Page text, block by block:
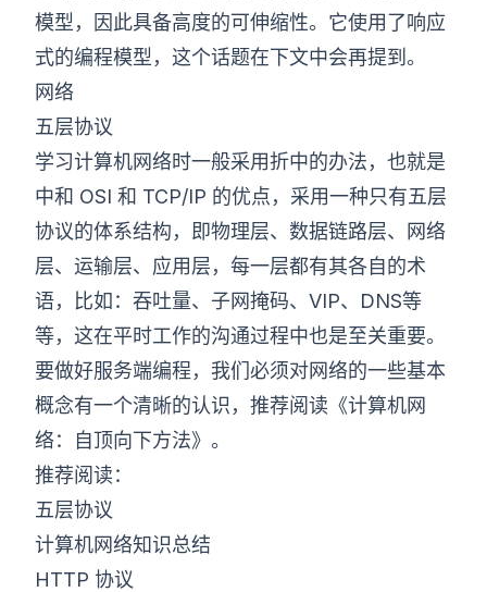
模型，因此具备高度的可伸缩性。它使用了响应
式的编程模型，这个话题在下文中会再提到。
网络
五层协议
学习计算机网络时一般采用折中的办法，也就是
中和 OSI 和 TCP/IP 的优点，采用一种只有五层
协议的体系结构，即物理层、数据链路层、网络
层、运输层、应用层，每一层都有其各自的术
语，比如：吞吐量、子网掩码、VIP、DNS等
等，这在平时工作的沟通过程中也是至关重要。
要做好服务端编程，我们必须对网络的一些基本
概念有一个清晰的认识，推荐阅读《计算机网
络：自顶向下方法》。
推荐阅读：
五层协议
计算机网络知识总结
HTTP 协议